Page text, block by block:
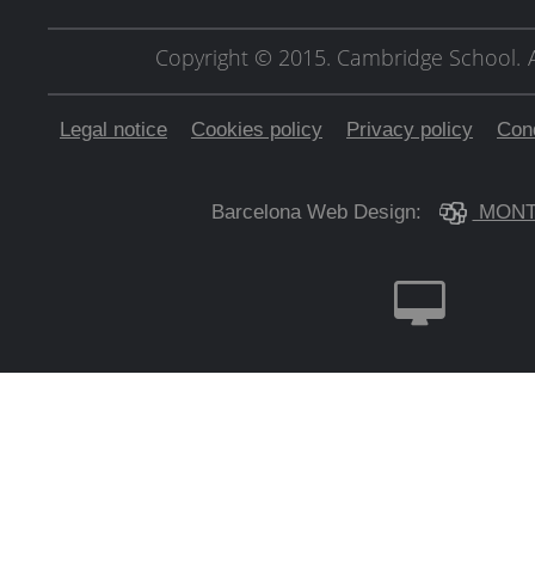
Copyright © 2015. Cambridge School.
Legal notice Cookies policy Privacy policy
Barcelona Web Design: